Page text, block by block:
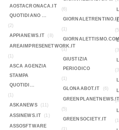
AOSTACRONACA.IT
QUOTIDIANO ...
(2)
APPIANEWS.IT
(8)
AREAIMPRESENETWORK.IT
(1)
ASCA AGENZIA
STAMPA
QUOTIDI...
(1)
ASKANEWS
(11)
ASSINEWS.IT (1)
ASSOSFTWARE
(6)
GIORNALETRENTINO.IT
(1)
GIORNALETTISMO.COM
(1)
GIUSTIZIA
PERIODICO
(1)
GLONAABOT.IT
(6)
(5)
GREENSOCIETY.IT